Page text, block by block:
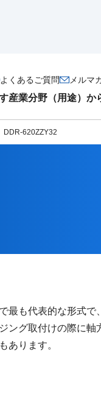
産業分野（用途）か
よくあるご質問 メルマ
DDR-620ZZY32
最も代表的な形式
ング取付けの際に
あります。